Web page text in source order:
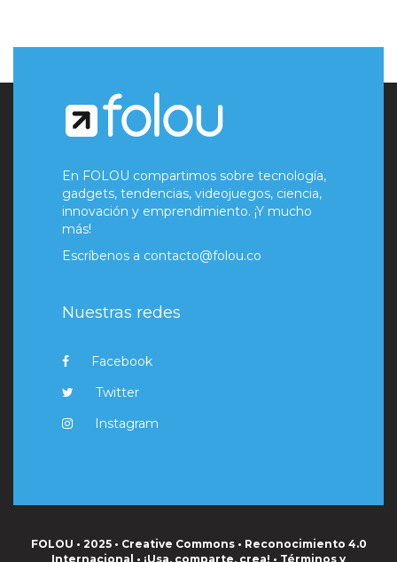
En FOLOU compartimos sobre tecnología,
gadgets, tendencias, videojuegos, ciencia,
innovación y emprendimiento. ¡Y mucho
más!
Escríbenos a contacto@folou.co
Nuestras redes
Facebook
Twitter
Instagram
FOLOU • 2025 • Creative Commons • Reconocimiento 4.0
Internacional • ¡Usa, comparte, crea! • Términos y